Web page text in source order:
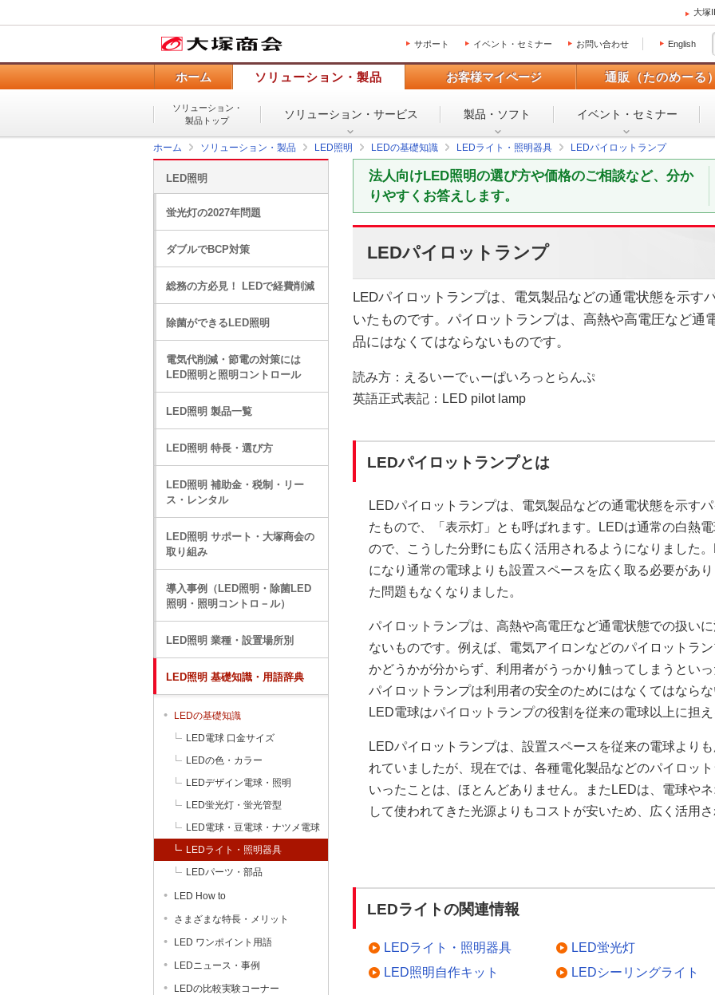
大塚
サポート イベント・セミナー お問い合わせ English
ホーム ソリューション・製品 お客様マイページ 通販（たのめーる
ソリューション・
製品トップ
ソリューション・ サービス 製品・ソフト イベント・ セミナー
ホーム ソリューション・製品 LED照明 LEDの基礎知識 LEDライト・照明器具 LEDパイロットランプ
法人向けLED照明の選び方や価格のご相談など、分か
りやすくお答えします。
LEDパイロットランプ
LEDパイロットランプは、電気製品などの通電状態を示す
いたものです。パイロットランプは、高熱や高電圧など通
品にはなくてはならないものです。
読み方：えるいーでぃーぱいろっとらんぷ
英語正式表記：LED pilot lamp
LEDパイロットランプとは
LEDパイロットランプは、電気製品などの通電状態を示す
たもので、「表示灯」とも呼ばれます。LEDは通常の白熱
ので、こうした分野にも広く活用されるようになりました
になり通常の電球よりも設置スペースを広く取る必要があ
た問題もなくなりました。
パイロットランプは、高熱や高電圧など通電状態での扱い
ないものです。例えば、電気アイロンなどのパイロットラ
かどうかが分からず、利用者がうっかり触ってしまうとい
パイロットランプは利用者の安全のためにはなくてはなら
LED電球はパイロットランプの役割を従来の電球以上に担
LEDパイロットランプは、設置スペースを従来の電球より
れていましたが、現在では、各種電化製品などのパイロッ
いったことは、ほとんどありません。またLEDは、電球や
して使われてきた光源よりもコストが安いため、広く活用
LEDライトの関連情報
LEDライト・照明器具
LED照明自作キット
LED蛍光灯
LEDシーリングライト
LED照明
蛍光灯の2027年問題
ダブルでBCP対策
総務の方必見！ LEDで経費削減
除菌ができるLED照明
電気代削減・節電の対策には
LED照明と照明コントロール
LED照明 製品一覧
LED照明 特長・選び方
LED照明 補助金・税制・リー
ス・レンタル
LED照明 サポート・大塚商会の
取り組み
導入事例（LED照明・除菌LED
照明・照明コントロ－ル）
LED照明 業種・設置場所別
LED照明 基礎知識・用語辞典
LEDの基礎知識
LED電球 口金サイズ
LEDの色・カラー
LEDデザイン電球・照明
LED蛍光灯・蛍光管型
LED電球・豆電球・ナツメ電球
LEDライト・照明器具
LEDパーツ・部品
LED How to
さまざまな特長・メリット
LED ワンポイント用語
LEDニュース・事例
LEDの比較実験コーナー